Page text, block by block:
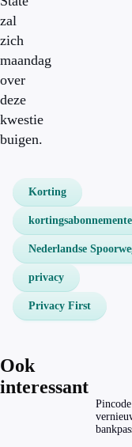
zal
zich
maandag
over
deze
kwestie
buigen.
Korting
Nederlandse
privacy
Privacy First
Ook
interessant
Pincode